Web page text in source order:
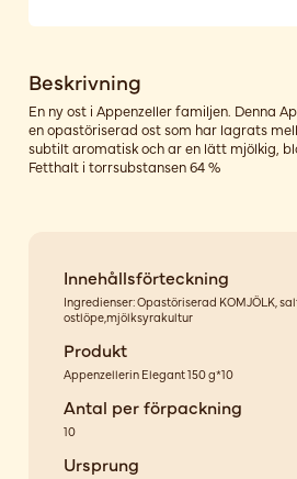
Beskrivning
En ny ost i Appenzeller familjen. Denna
en opastöriserad ost som har lagrats
subtilt aromatisk och ar en lätt mjölkig,
Fetthalt i torrsubstansen 64 %
Innehållsförteckning
Ingredienser: Opastöriserad KOMJÖLK,
ostlöpe,mjölksyrakultur
Produkt
Appenzellerin Elegant 150 g*10
Antal per förpackning
10
Ursprung